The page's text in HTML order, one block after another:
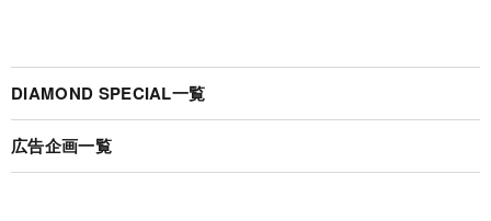
DIAMOND SPECIAL一覧
広告企画一覧